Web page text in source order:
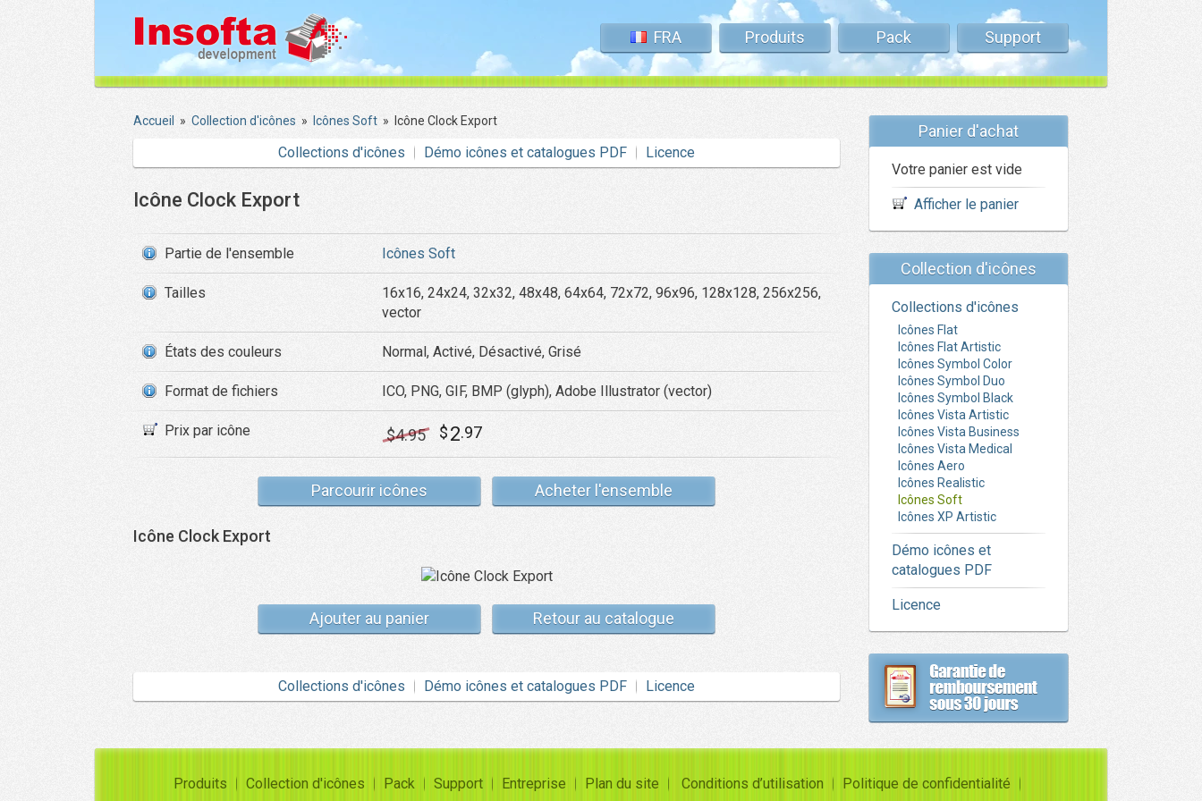
FRA Produits Pack Support
Accueil » Collection d'icônes » Icônes Soft » Icône Clock Export
Collections d'icônes Démo icônes et catalogues PDF Licence
Icône Clock Export
Partie de l'ensemble Icônes Soft
Tailles
16x16, 24x24, 32x32, 48x48, 64x64, 72x72, 96x96, 128x128, 256x256,
vector
États des couleurs Normal, Activé, Désactivé, Grisé
Format de fichiers ICO, PNG, GIF, BMP (glyph), Adobe Illustrator (vector)
Prix par icône $4.95 $2.97
Parcourir icônes Acheter l'ensemble
Icône Clock Export
Ajouter au panier Retour au catalogue
Collections d'icônes Démo icônes et catalogues PDF Licence
Panier d'achat
Votre panier est vide
Afficher le panier
Collection d'icônes
Collections d'icônes
Icônes Flat
Icônes Flat Artistic
Icônes Symbol Color
Icônes Symbol Duo
Icônes Symbol Black
Icônes Vista Artistic
Icônes Vista Business
Icônes Vista Medical
Icônes Aero
Icônes Realistic
Icônes Soft
Icônes XP Artistic
Démo icônes et
catalogues PDF
Licence
Produits Collection d'icônes Pack Support Entreprise Plan du site Conditions d’utilisation Politique de confidentialité